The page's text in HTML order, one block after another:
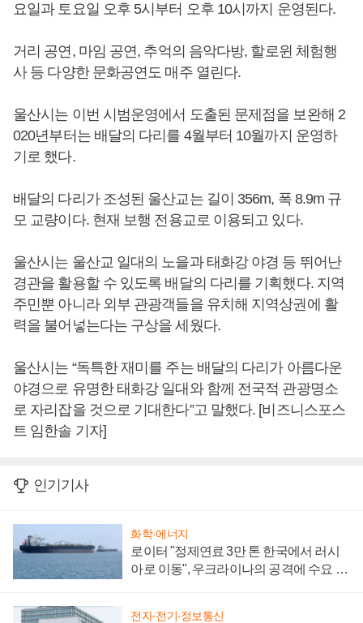
요일과 토요일 오후 5시부터 오후 10시까지 운영된다.
거리 공연, 마임 공연, 추억의 음악다방, 할로윈 체험행
사 등 다양한 문화공연도 매주 열린다.
울산시는 이번 시범운영에서 도출된 문제점을 보완해 2
020년부터는 배달의 다리를 4월부터 10월까지 운영하
기로 했다.
배달의 다리가 조성된 울산교는 길이 356m, 폭 8.9m 규
모 교량이다. 현재 보행 전용교로 이용되고 있다.
울산시는 울산교 일대의 노을과 태화강 야경 등 뛰어난
경관을 활용할 수 있도록 배달의 다리를 기획했다. 지역
주민뿐 아니라 외부 관광객들을 유치해 지역상권에 활
력을 불어넣는다는 구상을 세웠다.
울산시는 “독특한 재미를 주는 배달의 다리가 아름다운
야경으로 유명한 태화강 일대와 함께 전국적 관광명소
로 자리잡을 것으로 기대한다”고 말했다. [비즈니스포스
트 임한솔 기자]
인기기사
화학·에너지
로이터 "정제연료 3만 톤 한국에서 러시
아로 이동", 우크라이나의 공격에 수요 늘
전자·전기·정보통신